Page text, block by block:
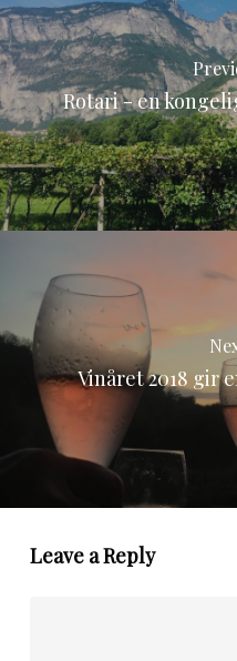
Rotari - en
Vinåret 2018 gir
Leave a Reply